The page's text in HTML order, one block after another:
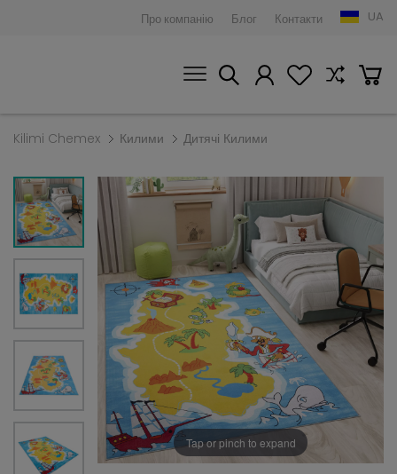
Про компанію Блог Контакти UA
Kilimi Chemex Килими Дитячі Килими
Tap or pinch to expand